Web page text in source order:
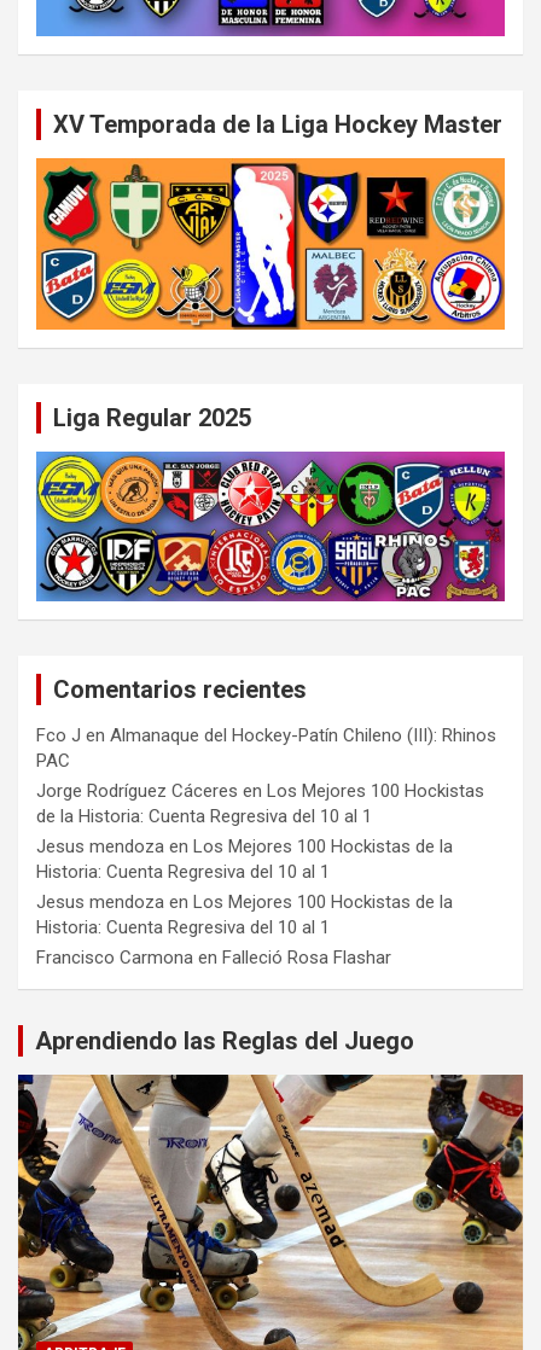
XV Temporada de la Liga Hockey Master
Liga Regular 2025
Comentarios recientes
Fco J en Almanaque del Hockey-Patín Chileno (III): Rhinos
PAC
Jorge Rodríguez Cáceres en Los Mejores 100 Hockistas
de la Historia: Cuenta Regresiva del 10 al 1
Jesus mendoza en Los Mejores 100 Hockistas de la
Historia: Cuenta Regresiva del 10 al 1
Jesus mendoza en Los Mejores 100 Hockistas de la
Historia: Cuenta Regresiva del 10 al 1
Francisco Carmona en Falleció Rosa Flashar
Aprendiendo las Reglas del Juego